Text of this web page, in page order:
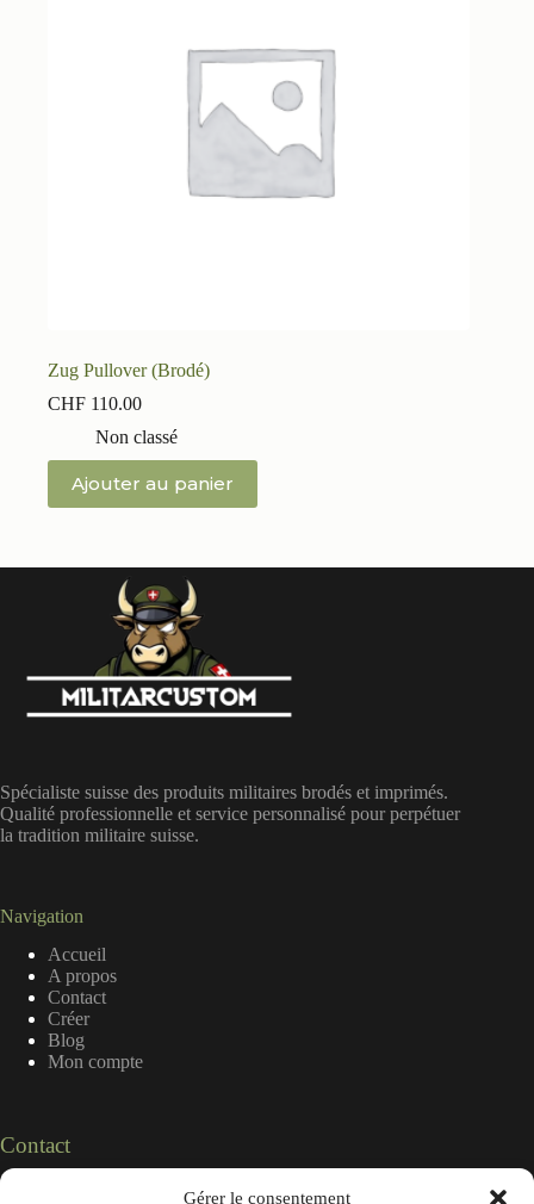
Gérer le consentement
Zug Pullover (Brodé)
CHF 110.00
Non classé
Ajouter au panier
Spécialiste suisse des produits militaires brodés et imprimés.
Qualité professionnelle et service personnalisé pour perpétuer
la tradition militaire suisse.
Navigation
Accueil
A propos
Contact
Créer
Blog
Mon compte
Contact